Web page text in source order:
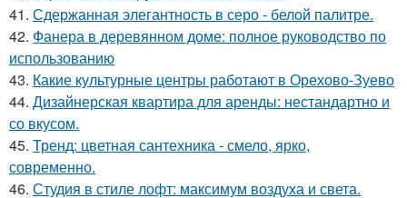
41. Сдержанная элегантность в серо - белой палитре.
42. Фанера в деревянном доме: полное руководство по
использованию
43. Какие культурные центры работают в Орехово-Зуево
44. Дизайнерская квартира для аренды: нестандартно и
со вкусом.
45. Тренд: цветная сантехника - смело, ярко,
современно.
46. Студия в стиле лофт: максимум воздуха и света.